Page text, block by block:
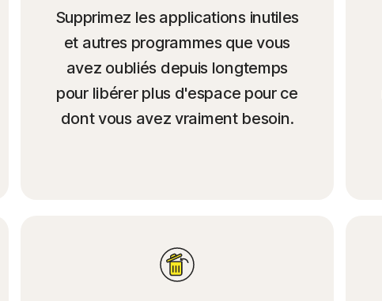
Supprimez les applications inutiles
et autres programmes que vous
avez oubliés depuis longtemps
pour libérer plus d'espace pour ce
dont vous avez vraiment besoin.